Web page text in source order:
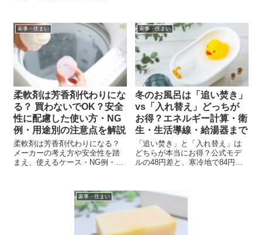
家事・住まい
柔軟剤は芳香剤代わりにな
る？ 買わないでOK？安全
性に配慮した使い方・NG
例・用途別の注意点を解説
柔軟剤は芳香剤代わりになる？
メーカーの考え方や安全性を踏
まえ、使えるケース・NG例・注
庭の注意点も紹介。
家事・住まい
冬のお風呂は「追い焚き」
vs「入れ替え」どっちが
お得？エネルギー計算・衛
生・生活導線・給湯器まで
「追い焚き」と「入れ替え」は
どちらが本当にお得？公式モデ
ルの48円差と、寒冷地で84円差
で総合判断できる完全ガイド。
家事・住まい